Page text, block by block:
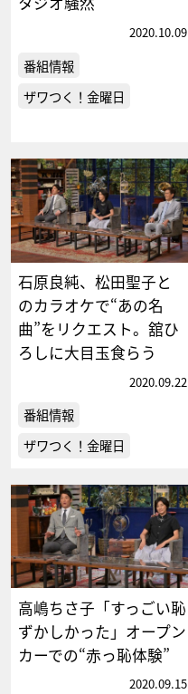
2020.10.09
番組情報
ザワつく！金曜日
石原良純、松田聖子と
のカラオケで“あの名
曲”をリクエスト。舘ひ
ろしに大目玉食らう
2020.09.22
番組情報
ザワつく！金曜日
高嶋ちさ子「すっごい恥
ずかしかった」オープン
カーでの“赤っ恥体験”
2020.09.15